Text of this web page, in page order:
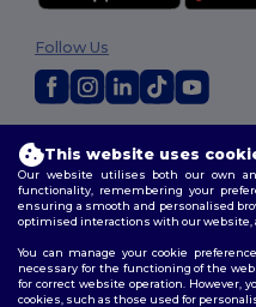
Terms & Conditions|
Policy|Site Map
Follow Us
This website uses
Our website utilises both our own
functionality, remembering your
ensuring a smooth and personalised
optimised interactions with our website,
You can manage your cookie
necessary for the functioning of the
for correct website operation. However,
cookies, such as those used for